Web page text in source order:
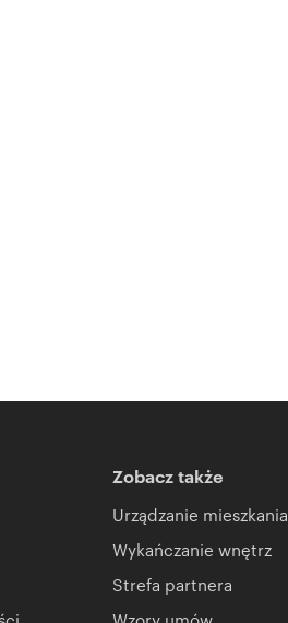
Zobacz także
Urządzanie mieszkania
Wykańczanie wnętrz
Strefa partnera